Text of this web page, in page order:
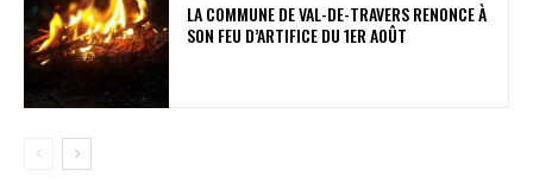
LA COMMUNE DE VAL-DE-TRAVERS RENONCE À
SON FEU D’ARTIFICE DU 1ER AOÛT